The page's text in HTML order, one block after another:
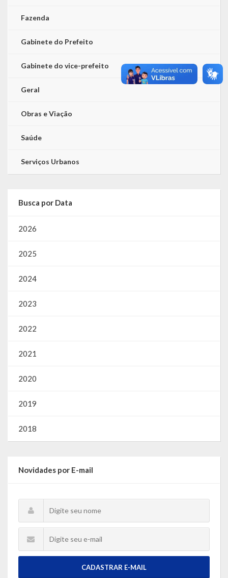
Fazenda
Gabinete do Prefeito
Gabinete do vice-prefeito
Geral
Obras e Viação
Saúde
Serviços Urbanos
Busca por Data
2026
2025
2024
2023
2022
2021
2020
2019
2018
Novidades por E-mail
CADASTRAR E-MAIL